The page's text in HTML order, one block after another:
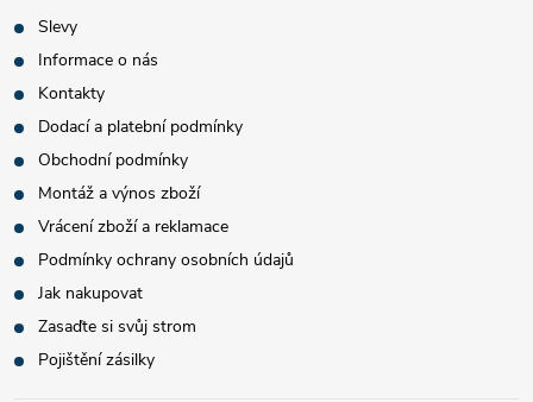
Slevy
Informace o nás
Kontakty
Dodací a platební podmínky
Obchodní podmínky
Montáž a výnos zboží
Vrácení zboží a reklamace
Podmínky ochrany osobních údajů
Jak nakupovat
Zasaďte si svůj strom
Pojištění zásilky